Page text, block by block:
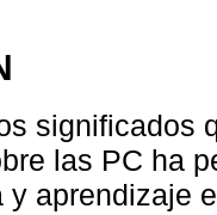
significados
las PC ha
y aprendizaje